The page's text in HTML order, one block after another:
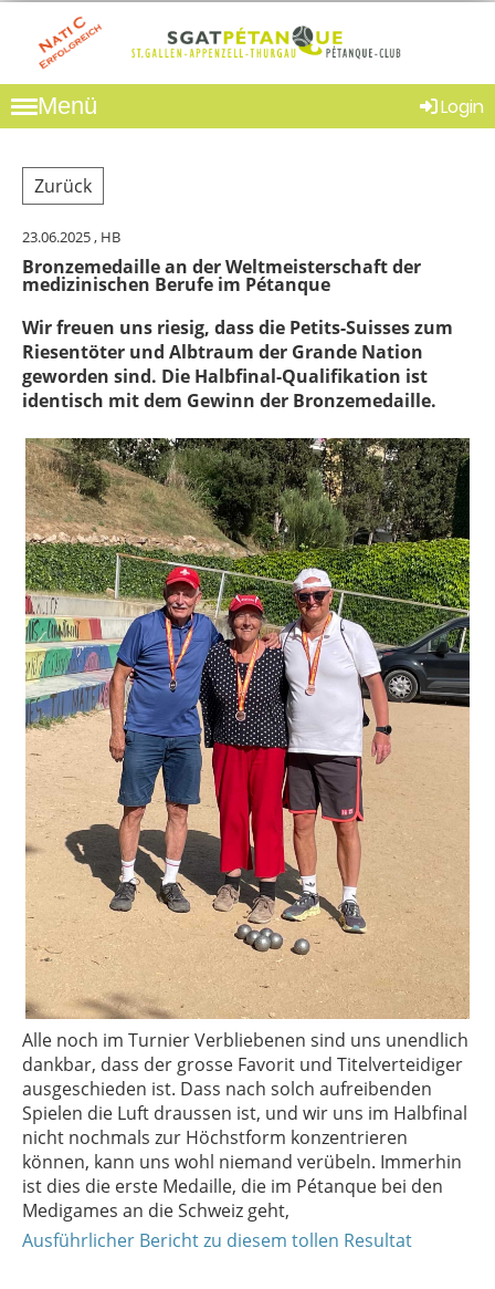
Menü Login
Zurück
23.06.2025, HB
Bronzemedaille an der Weltmeisterschaft der
medizinischen Berufe im Pétanque
Wir freuen uns riesig, dass die Petits-Suisses zum
Riesentöter und Albtraum der Grande Nation
geworden sind. Die Halbfinal-Qualifikation ist
identisch mit dem Gewinn der Bronzemedaille.
Alle noch im Turnier Verbliebenen sind uns unendlich
dankbar, dass der grosse Favorit und Titelverteidiger
ausgeschieden ist. Dass nach solch aufreibenden
Spielen die Luft draussen ist, und wir uns im Halbfinal
nicht nochmals zur Höchstform konzentrieren
können, kann uns wohl niemand verübeln. Immerhin
ist dies die erste Medaille, die im Pétanque bei den
Medigames an die Schweiz geht,
Ausführlicher Bericht zu diesem tollen Resultat